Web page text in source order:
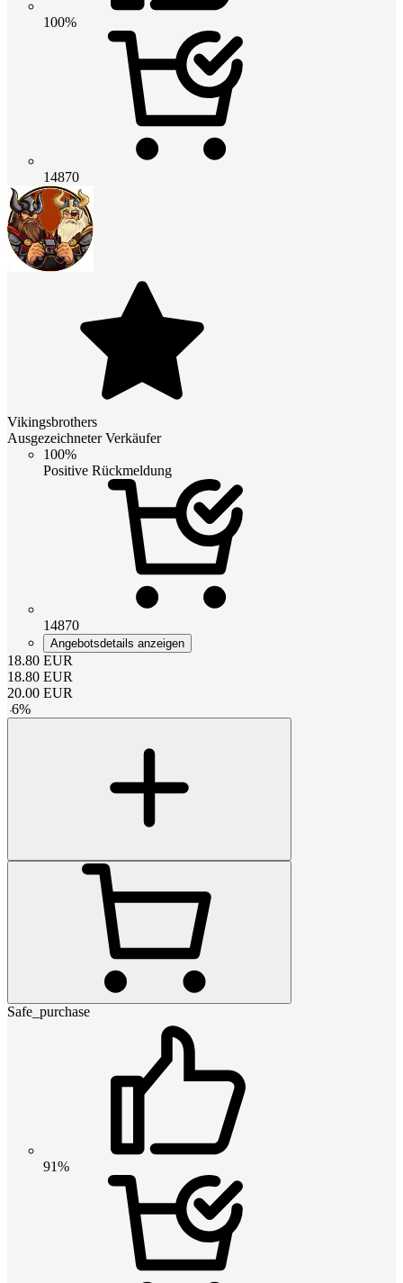
100%
14870
Vikingsbrothers
Ausgezeichneter Verkäufer
100%
Positive Rückmeldung
14870
Angebotsdetails anzeigen
18.80 EUR
18.80 EUR
20.00 EUR
-6%
Safe_purchase
91%